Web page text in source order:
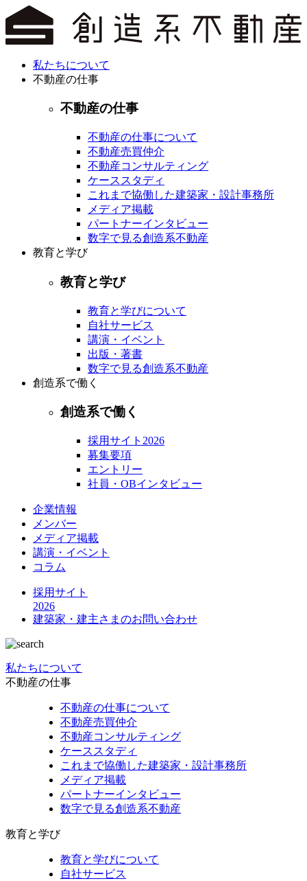
私たちについて
不動産の仕事
不動産の仕事
不動産の仕事について
不動産売買仲介
不動産コンサルティング
ケーススタディ
これまで協働した建築家・設計事務所
メディア掲載
パートナーインタビュー
数字で見る創造系不動産
教育と学び
教育と学び
教育と学びについて
自社サービス
講演・イベント
出版・著書
数字で見る創造系不動産
創造系で働く
創造系で働く
採用サイト2026
募集要項
エントリー
社員・OBインタビュー
企業情報
メンバー
メディア掲載
講演・イベント
コラム
採用サイト
2026
建築家・建主さまのお問い合わせ
私たちについて
不動産の仕事
不動産の仕事について
不動産売買仲介
不動産コンサルティング
ケーススタディ
これまで協働した建築家・設計事務所
メディア掲載
パートナーインタビュー
数字で見る創造系不動産
教育と学び
教育と学びについて
自社サービス